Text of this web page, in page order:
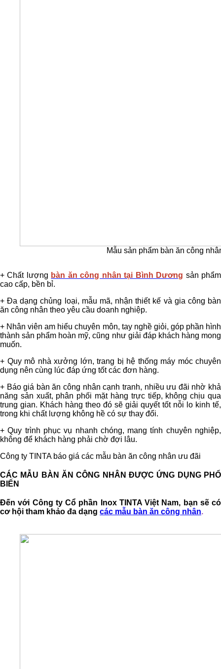
Mẫu sản phẩm bàn ăn công
+ Chất lượng bàn ăn công nhân tại Bình Dương sản phẩm
cao cấp, bền bỉ.
+ Đa dạng chủng loại, mẫu mã, nhận thiết kế và gia công bàn
ăn công nhân theo yêu cầu doanh nghiệp.
+ Nhân viên am hiểu chuyên môn, tay nghề giỏi, góp phần hình
thành sản phẩm hoàn mỹ, cũng như giải đáp khách hàng mong
muốn.
+ Quy mô nhà xưởng lớn, trang bị hệ thống máy móc chuyên
dụng nên cùng lúc đáp ứng tốt các đơn hàng.
+ Báo giá bàn ăn công nhân cạnh tranh, nhiều ưu đãi nhờ khả
năng sản xuất, phân phối mặt hàng trực tiếp, không chịu qua
trung gian. Khách hàng theo đó sẽ giải quyết tốt nỗi lo kinh tế,
trong khi chất lượng không hề có sự thay đổi.
+ Quy trình phục vụ nhanh chóng, mang tính chuyên nghiệp,
không để khách hàng phải chờ đợi lâu.
Công ty TINTA báo giá các mẫu bàn ăn công nhân ưu đãi
CÁC MẪU BÀN ĂN CÔNG NHÂN ĐƯỢC ỨNG DỤNG PHỔ
BIẾN
Đến với Công ty Cổ phần Inox TINTA Việt Nam, bạn sẽ có
cơ hội tham khảo đa dạng các mẫu bàn ăn công nhân.